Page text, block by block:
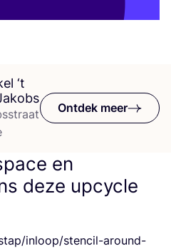
‘t
Ontdek meer
en
deze upcycle
in­loop­/sten­cil-around-